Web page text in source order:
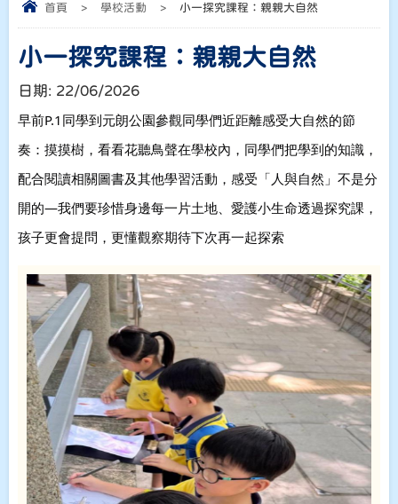
首頁 > 學校活動 > 小一探究課程：親親大自然
小一探究課程：親親大自然
日期: 22/06/2026
早前P.1同學到元朗公園參觀同學們近距離感受大自然的節
奏：摸摸樹 ，看看花聽鳥聲在學校內，同學們把學到的知識，
配合閱讀相關圖書及其他學習活動，感受「人與自然」不是分
開的—我們要珍惜身邊每一片土地、愛護小生命透過探究課，
孩子更會提問，更懂觀察期待下次再一起探索